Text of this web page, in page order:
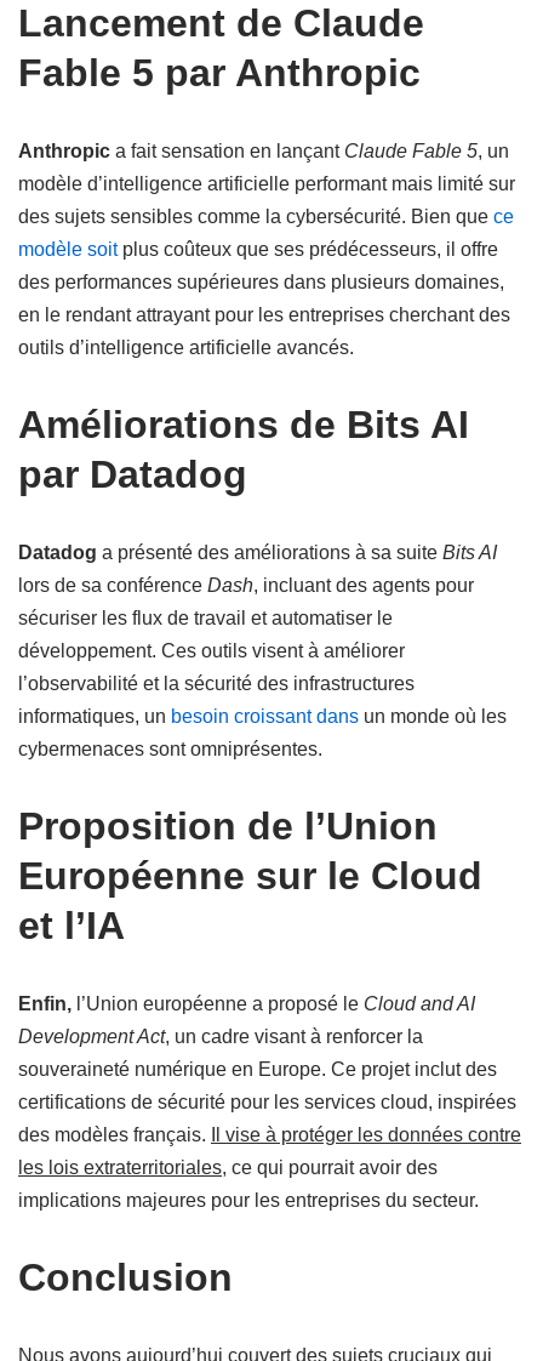
Lancement de Claude
Fable 5 par Anthropic
Anthropic a fait sensation en lançant Claude Fable 5, un
modèle d’intelligence artificielle performant mais limité sur
des sujets sensibles comme la cybersécurité. Bien que ce
modèle soitplus coûteux que ses prédécesseurs, il offre
des performances supérieures dans plusieurs domaines,
en le rendant attrayant pour les entreprises cherchant des
outils d’intelligence artificielle avancés.
Améliorations de Bits AI
par Datadog
Datadog a présenté des améliorations à sa suite Bits AI
lors de sa conférence Dash, incluant des agents pour
sécuriser les flux de travail et automatiser le
développement. Ces outils visent à améliorer
l’observabilité et la sécurité des infrastructures
informatiques, un besoin croissant dans un monde où les
cybermenaces sont omniprésentes.
Proposition de l’Union
Européenne sur le Cloud
et l’IA
Enfin, l’Union européenne a proposé le Cloud and AI
Development Act, un cadre visant à renforcer la
souveraineté numérique en Europe. Ce projet inclut des
certifications de sécurité pour les services cloud, inspirées
des modèles français.
Il vise à protéger les données contre
les lois extraterritoriales, ce qui pourrait avoir des
implications majeures pour les entreprises du secteur.
Conclusion
Nous avons aujourd’hui couvert des sujets cruciaux qui